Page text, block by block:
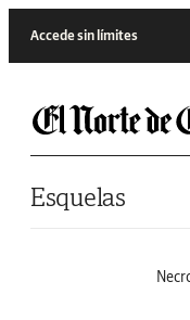
Accede sin límites
Esquelas